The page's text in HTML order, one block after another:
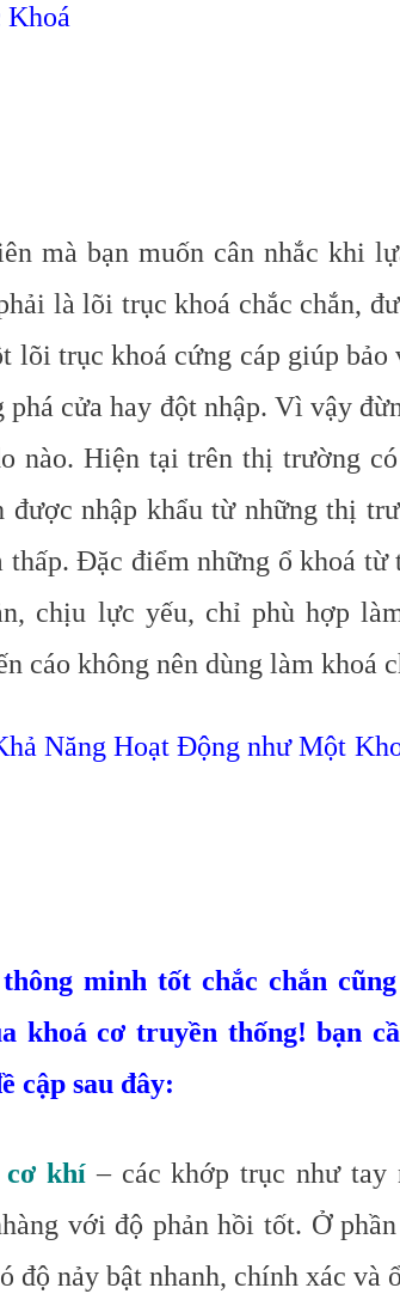
mà bạn muốn cân nhắc khi
là lõi trục khoá chắc chắn,
lõi trục khoá cứng cáp giúp
phá cửa hay đột nhập. Vì vậy
nào. Hiện tại trên thị trường
được nhập khẩu từ những thị
thấp. Đặc điểm những ổ khoá
chịu lực yếu, chỉ phù hợp
cáo không nên dùng làm khoá
Năng Hoạt Động như Một
minh tốt chắc chắn
khoá cơ truyền thống! bạn
cập sau đây:
cơ khí – các khớp trục như tay
với độ phản hồi tốt. Ở
độ nảy bật nhanh, chính xác và